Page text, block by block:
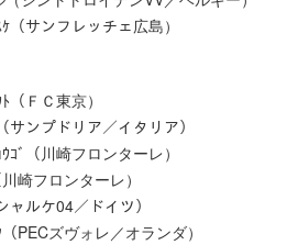
サンフレッチェ広島）
ＦＣ東京）
プドリア／イタリア）
川崎フロンターレ）
フロンターレ）
ケ04／ドイツ）
ズヴォレ／オランダ）